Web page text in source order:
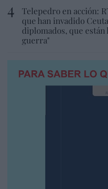
Telepedro en acción:
que han invadido
diplomados, que
guerra"